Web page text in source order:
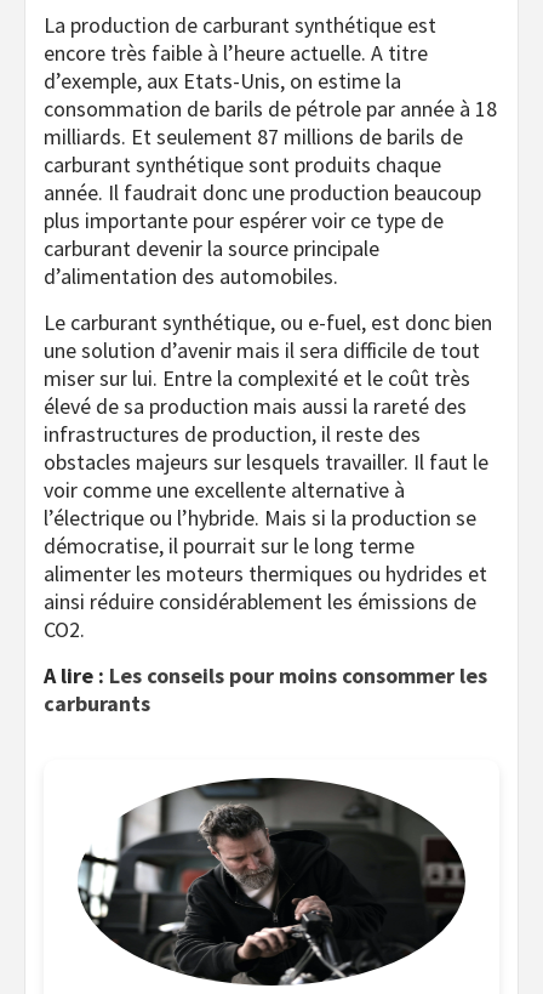
La production de carburant synthétique est
encore très faible à l’heure actuelle. A titre
d’exemple, aux Etats-Unis, on estime la
consommation de barils de pétrole par année à 18
milliards. Et seulement 87 millions de barils de
carburant synthétique sont produits chaque
année. Il faudrait donc une production beaucoup
plus importante pour espérer voir ce type de
carburant devenir la source principale
d’alimentation des automobiles.
Le carburant synthétique, ou e-fuel, est donc bien
une solution d’avenir mais il sera difficile de tout
miser sur lui. Entre la complexité et le coût très
élevé de sa production mais aussi la rareté des
infrastructures de production, il reste des
obstacles majeurs sur lesquels travailler. Il faut le
voir comme une excellente alternative à
l’électrique ou l’hybride. Mais si la production se
démocratise, il pourrait sur le long terme
alimenter les moteurs thermiques ou hydrides et
ainsi réduire considérablement les émissions de
CO2.
A lire : Les conseils pour moins consommer les
carburants